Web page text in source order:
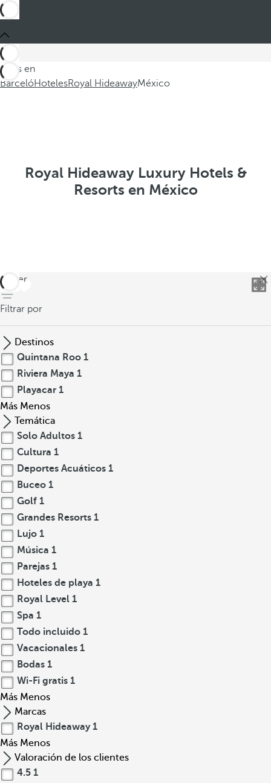
Estás en
BarcelóHotelesRoyal HideawayMéxico
Royal Hideaway Luxury Hotels &
Resorts en México
volver
Filtrar por
Destinos
Quintana Roo 1
Riviera Maya 1
Playacar 1
Más Menos
Temática
Solo Adultos 1
Cultura 1
Deportes Acuáticos 1
Buceo 1
Golf 1
Grandes Resorts 1
Lujo 1
Música 1
Parejas 1
Hoteles de playa 1
Royal Level 1
Spa 1
Todo incluido 1
Vacacionales 1
Bodas 1
Wi-Fi gratis 1
Más Menos
Marcas
Royal Hideaway 1
Más Menos
Valoración de los clientes
4.5 1